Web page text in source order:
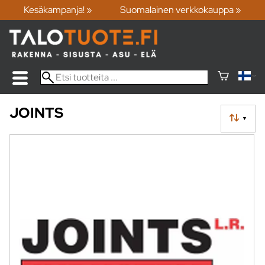
Kesäkampanja! » Suomalainen verkkokauppa »
▼
JOINTS